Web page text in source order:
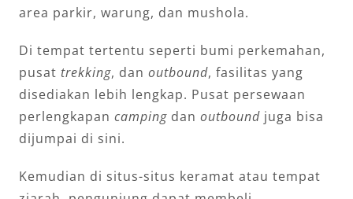
area parkir, warung, dan mushola.
Di tempat tertentu seperti bumi perkemahan,
pusat trekking, dan outbound, fasilitas yang
disediakan lebih lengkap. Pusat persewaan
perlengkapan camping dan outbound juga bisa
dijumpai di sini.
Kemudian di situs-situs keramat atau tempat